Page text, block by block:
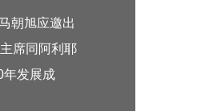
朝旭应邀出
席同阿利耶
年发展成